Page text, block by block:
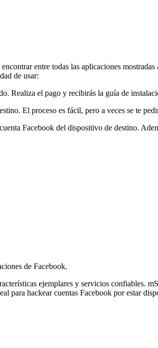
entre todas las aplicaciones
de usar:
Realiza el pago y recibirás la guía de
El proceso es fácil, pero a veces se te
Facebook del dispositivo de destino.
de Facebook.
ejemplares y servicios confiables.
para hackear cuentas Facebook por estar